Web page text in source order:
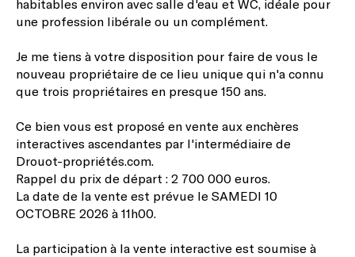
habitables environ avec salle d'eau et WC, idéale pour
une profession libérale ou un complément.
Je me tiens à votre disposition pour faire de vous le
nouveau propriétaire de ce lieu unique qui n'a connu
que trois propriétaires en presque 150 ans.
Ce bien vous est proposé en vente aux enchères
interactives ascendantes par l'intermédiaire de
Drouot-propriétés.com.
Rappel du prix de départ : 2 700 000 euros.
La date de la vente est prévue le SAMEDI 10
OCTOBRE 2026 à 11h00.
La participation à la vente interactive est soumise à